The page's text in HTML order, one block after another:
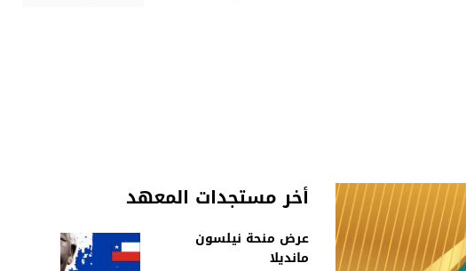
أخر مستجدات المعهد
عرض منحة نيلسون
مانديلا